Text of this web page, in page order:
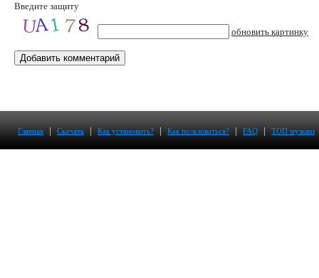
Введите защиту
обновить картинку
Главная | Скачать | Как установить? | Как пользоваться? | FAQ | ТОП музыки